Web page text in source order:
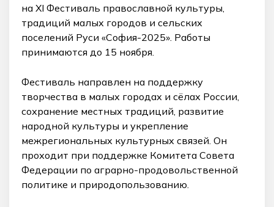
на XI Фестиваль православной культуры,
традиций малых городов и сельских
поселений Руси «София-2025». Работы
принимаются до 15 ноября.
Фестиваль направлен на поддержку
творчества в малых городах и сёлах России,
сохранение местных традиций, развитие
народной культуры и укрепление
межрегиональных культурных связей. Он
проходит при поддержке Комитета Совета
Федерации по аграрно-продовольственной
политике и природопользованию.